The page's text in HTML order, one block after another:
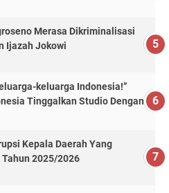
Merasa Dikriminalisasi
Ijazah Jokowi
keluarga Indonesia!”
Tinggalkan Studio Dengan
Kepala Daerah Yang
Tahun 2025/2026